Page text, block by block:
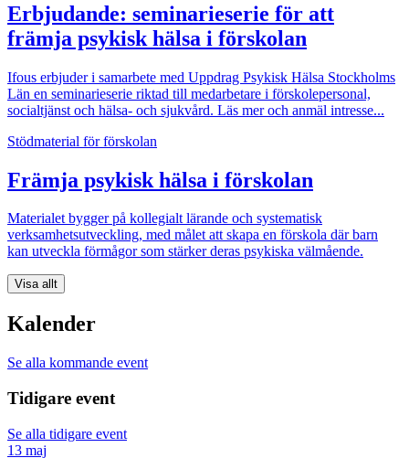
Erbjudande: seminarieserie för att
främja psykisk hälsa i förskolan
Ifous erbjuder i samarbete med Uppdrag Psykisk Hälsa Stockholms
Län en seminarieserie riktad till medarbetare i förskolepersonal,
socialtjänst och hälsa- och sjukvård. Läs mer och anmäl intresse...
Stödmaterial för förskolan
Främja psykisk hälsa i förskolan
Materialet bygger på kollegialt lärande och systematisk
verksamhetsutveckling, med målet att skapa en förskola där barn
kan utveckla förmågor som stärker deras psykiska välmående.
Visa allt
Kalender
Se alla kommande event
Tidigare event
Se alla tidigare event
13 maj